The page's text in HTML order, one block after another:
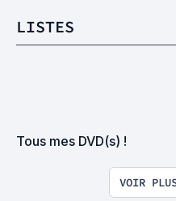
LISTES
Tous mes DVD(s) !
VOIR